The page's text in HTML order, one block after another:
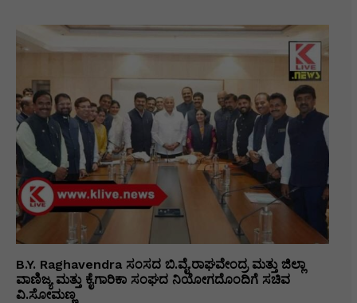
B.Y. Raghavendra ಸಂಸದ ಬಿ.ವೈ.ರಾಘವೇಂದ್ರ ಮತ್ತು ಜಿಲ್ಲಾ
ವಾಣಿಜ್ಯ ಮತ್ತು ಕೈಗಾರಿಕಾ ಸಂಘದ ನಿಯೋಗದೊಂದಿಗೆ ಸಚಿವ
ವಿ‌.ಸೋಮಣ್ಣ